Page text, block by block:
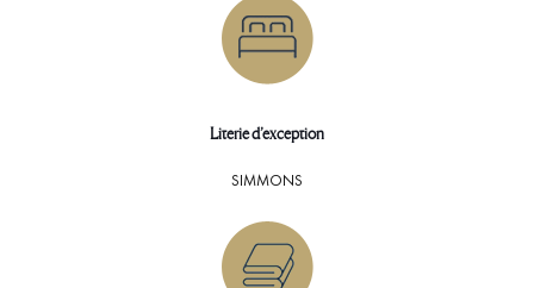
Literie d’exception
SIMMONS